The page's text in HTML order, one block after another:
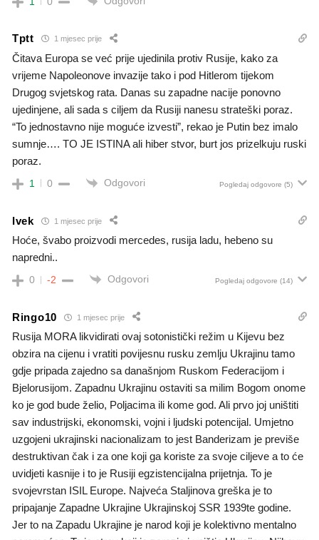
Tptt 1 mjesec prije
Čitava Europa se već prije ujedinila protiv Rusije, kako za
vrijeme Napoleonove invazije tako i pod Hitlerom tijekom
Drugog svjetskog rata. Danas su zapadne nacije ponovno
ujedinjene, ali sada s ciljem da Rusiji nanesu strateški poraz.
“To jednostavno nije moguće izvesti”, rekao je Putin bez imalo
sumnje…. TO JE ISTINA ali hiber stvor, burt jos prizelkuju ruski
poraz.
1 0 Odgovori Pogledaj odgovore (5)
Ivek 1 mjesec prije
Hoće, švabo proizvodi mercedes, rusija ladu, hebeno su
napredni..
0 -2 Odgovori Pogledaj odgovore (14)
Ringo10 1 mjesec prije
Rusija MORA likvidirati ovaj sotonistički režim u Kijevu bez
obzira na cijenu i vratiti povijesnu rusku zemlju Ukrajinu tamo
gdje pripada zajedno sa današnjom Ruskom Federacijom i
Bjelorusijom. Zapadnu Ukrajinu ostaviti sa milim Bogom onome
ko je god bude želio, Poljacima ili kome god. Ali prvo joj uništiti
sav industrijski, ekonomski, vojni i ljudski potencijal. Umjetno
uzgojeni ukrajinski nacionalizam to jest Banderizam je previše
destruktivan čak i za one koji ga koriste za svoje ciljeve a to će
uvidjeti kasnije i to je Rusiji egzistencijalna prijetnja. To je
svojevrstan ISIL Europe. Najveća Staljinova greška je to
pripajanje Zapadne Ukrajine Ukrajinskoj SSR 1939te godine.
Jer to na Zapadu Ukrajine je narod koji je kolektivno mentalno